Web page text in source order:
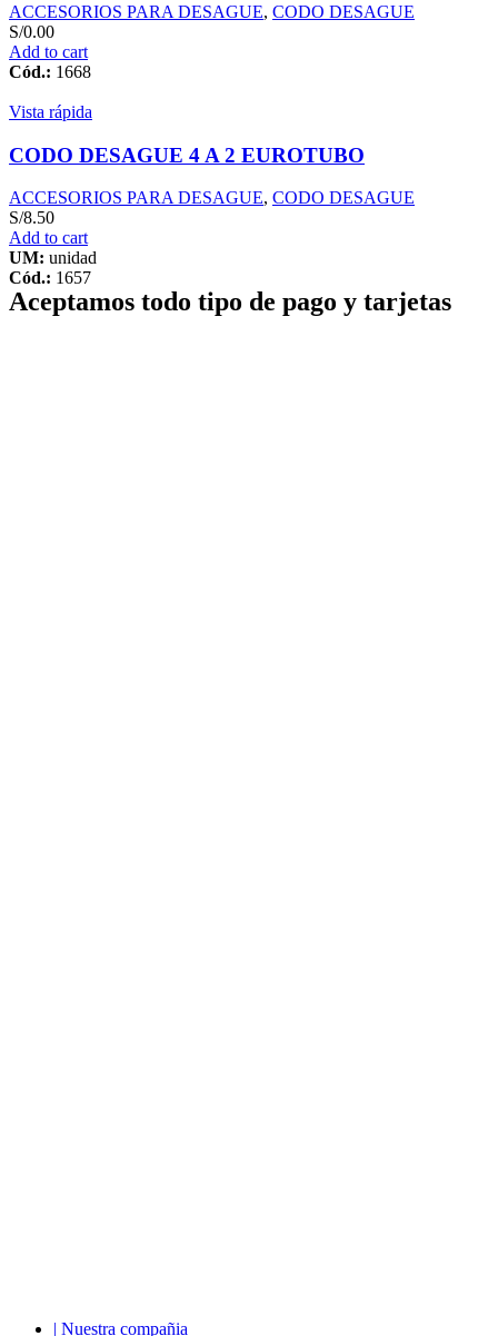
ACCESORIOS PARA DESAGUE, CODO DESAGUE
S/0.00
Add to cart
Cód.: 1668
Vista rápida
CODO DESAGUE 4 A 2 EUROTUBO
ACCESORIOS PARA DESAGUE, CODO DESAGUE
S/8.50
Add to cart
UM: unidad
Cód.: 1657
Aceptamos todo tipo de pago y tarjetas
| Nuestra compañia